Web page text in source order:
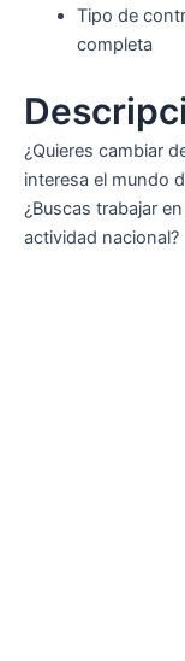
Tipo de
completa
¿Quieres cambiar
interesa el mundo
¿Buscas trabajar
actividad nacional?